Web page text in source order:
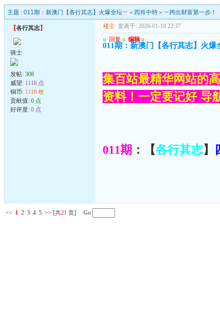
主题 : 011期：新澳门【各行其志】火爆全坛︶＜四肖中特＞︶跨出财富第一步！
【各行其志】
骑士
发帖: 308
威望: 1118 点
铜币: 1118 枚
贡献值: 0 点
好评度: 0 点
楼主 发表于: 2026-01-10 22:37
u 回复 u 编辑 u
011期：新澳门【各行其志】火
集百站最精华网站的
资料！一定要记好 导
011期 ：【各行其志】
<< 1 2 3 4 5 >> [共21 页] Go